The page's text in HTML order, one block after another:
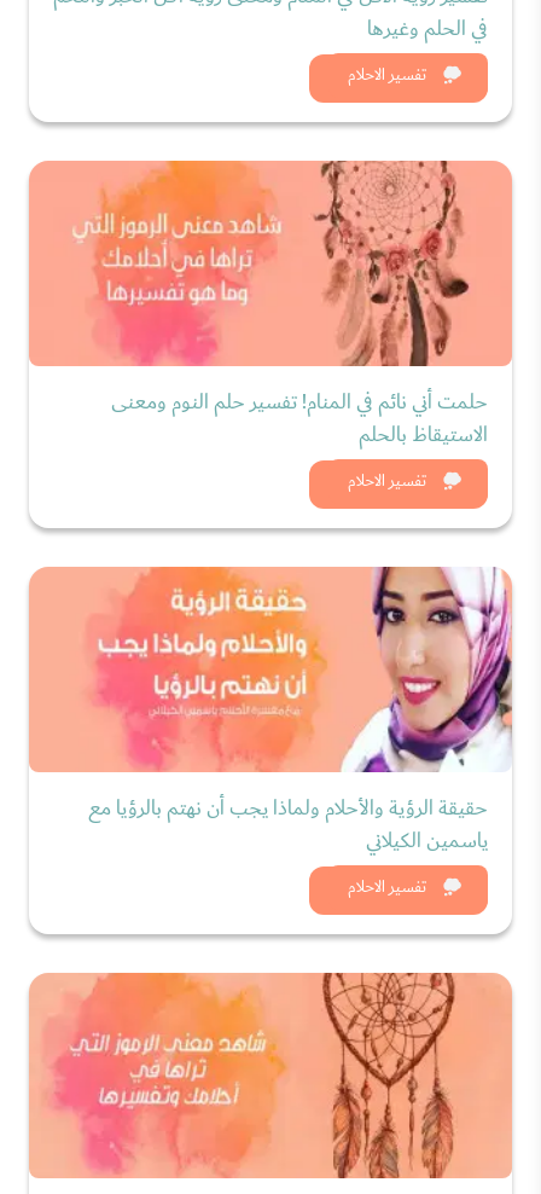
تفسير الاحلام
في الحلم وغيرها
شاهد الان
تفسير الاحلام
حلمت أني نائم في المنام! تفسير حلم النوم ومعنى
الاستيقاظ بالحلم
شاهد الان
تفسير الاحلام
حقيقة الرؤية والأحلام ولماذا يجب أن نهتم بالرؤيا مع
ياسمين الكيلاني
شاهد الان